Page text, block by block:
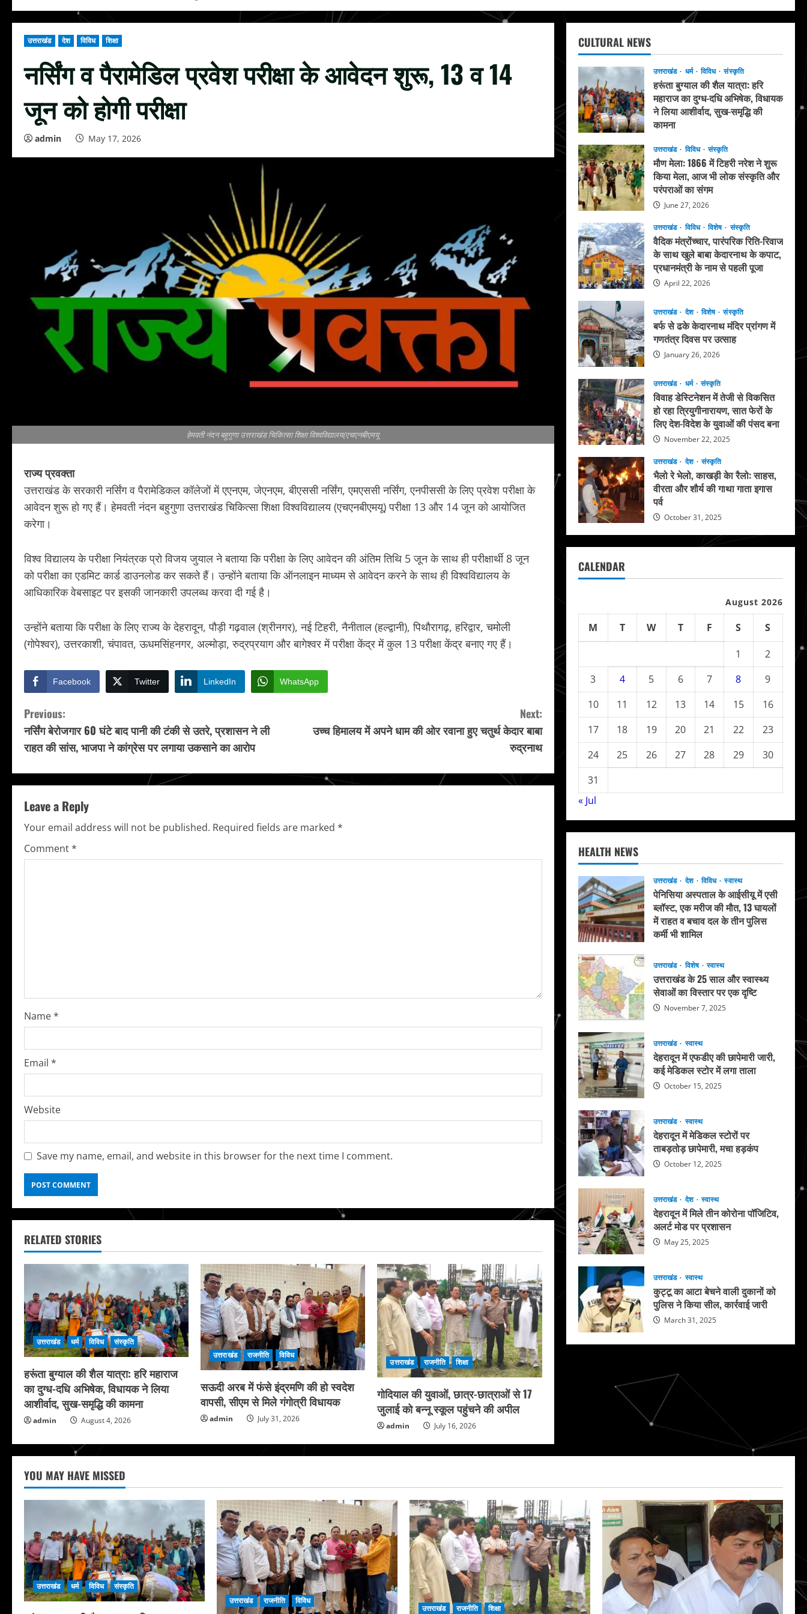
उत्तराखंड देश विविध शिक्षा
नर्सिंग व पैरामेडिल प्रवेश परीक्षा के आवेदन शुरू, 13 व 14
जून को होगी परीक्षा
admin May 17, 2026
हेमवती नंदन बहुगुणा उत्तराखंड चिकित्सा शिक्षा विश्वविद्यालय(एचएनबीएमयू
राज्य प्रवक्ता
उत्तराखंड के सरकारी नर्सिंग व पैरामेडिकल कॉलेजों में एएनएम, जेएनएम, बीएससी नर्सिंग, एमएससी नर्सिंग, एनपीससी के लिए प्रवेश परीक्षा के
आवेदन शुरू हो गए हैं। हेमवती नंदन बहुगुणा उत्तराखंड चिकित्सा शिक्षा विश्वविद्यालय (एचएनबीएमयू) परीक्षा 13 और 14 जून को आयोजित
करेगा।
विश्व विद्यालय के परीक्षा नियंत्रक प्रो विजय जुयाल ने बताया कि परीक्षा के लिए आवेदन की अंतिम तिथि 5 जून के साथ ही परीक्षार्थी 8 जून
को परीक्षा का एडमिट कार्ड डाउनलोड कर सकते हैं। उन्होंने बताया कि ऑनलाइन माध्यम से आवेदन करने के साथ ही विश्वविद्यालय के
आधिकारिक वेबसाइट पर इसकी जानकारी उपलब्ध करवा दी गई है।
उन्होंने बताया कि परीक्षा के लिए राज्य के देहरादून, पौड़ी गढ़वाल (श्रीनगर), नई टिहरी, नैनीताल (हल्द्वानी), पिथौरागढ़, हरिद्वार, चमोली
(गोपेश्वर), उत्तरकाशी, चंपावत, ऊधमसिंहनगर, अल्मोड़ा, रुद्रप्रयाग और बागेश्वर में परीक्षा केंद्र में कुल 13 परीक्षा केंद्र बनाए गए हैं।
Facebook Twitter LinkedIn WhatsApp
C
o
n
t
i
n
u
d
i
n
g
Previous:
नर्सिंग बेरोजगार 60 घंटे बाद पानी की टंकी से उतरे, प्रशासन ने ली
राहत की सांस, भाजपा ने कांग्रेस पर लगाया उकसाने का आरोप
Next:
उच्च हिमालय में अपने धाम की ओर रवाना हुए चतुर्थ केदार बाबा
रुद्रनाथ
Leave a Reply
Your email address will not be published. Required fields are marked *
Comment*
Name*
Email *
Website
Save my name, email, and website in this browser for the next time I comment.
RELATED STORIES
उत्तराखंड धर्म विविध संस्कृति
हरूंता बुग्याल की शैल यात्रा: हरि महाराज
का दुग्ध-दधि अभिषेक, विधायक ने लिया
आशीर्वाद, सुख-समृद्धि की कामना
admin August 4, 2026
उत्तराखंड राजनीति विविध
सऊदी अरब में फंसे इंद्रमणि की हो स्वदेश
वापसी, सीएम से मिले गंगोत्री विधायक
admin July 31, 2026
उत्तराखंड राजनीति शिक्षा
गोदियाल की युवाओं, छात्र-छात्राओं से 17
जुलाई को बन्नू स्कूल पहुंचने की अपील
admin July 16, 2026
CULTURAL NEWS
उत्तराखंड धर्म विविध संस्कृति
हरूंता बुग्याल की शैल यात्रा: हरि
महाराज का दुग्ध-दधि अभिषेक, विधायक
ने लिया आशीर्वाद, सुख-समृद्धि की
कामना
उत्तराखंड
विविध संस्कृति
मौण मेला: 1866 में टिहरी नरेश ने शुरू
किया मेला, आज भी लोक संस्कृति और
परंपराओं का संगम
June 27, 2026
उत्तराखंड विविध विशेष संस्कृति
वैदिक मंत्रोंच्चार, पारंपरिक रिति-रिवाज
के साथ खुले बाबा केदारनाथ के कपाट,
प्रधानमंत्री के नाम से पहली पूजा
April 22, 2026
उत्तराखंड देश विशेष संस्कृति
बर्फ से ढके केदारनाथ मंदिर प्रांगण में
गणतंत्र दिवस पर उत्साह
January 26, 2026
उत्तराखंड धर्म संस्कृति
विवाह डेस्टिनेशन में तेजी से विकसित
हो रहा त्रियुगीनारायण, सात फेरों के
लिए देश-विदेश के युवाओं की पंसद बना
November 22, 2025
उत्तराखंड देश संस्कृति
भैलो रे भेलो, काखड़ी केा रैलो: साहस,
वीरता और शौर्य की गाथा गाता इगास
पर्व
October 31, 2025
CALENDAR
August 2026
M T W T F S
S
1
2
3
4 5 6 7 8
9
10
11 12 13 14 15
16
17
18 19 20 21 22
23
24
25 26 27 28 29
30
31
« Jul
HEALTH NEWS
उत्तराखंड देश विविध स्वास्थ
पेनिसिया अस्पताल के आईसीयू में एसी
ब्लॉस्ट, एक मरीज की मौत, 13 घायलों
में राहत व बचाव दल के तीन पुलिस
कर्मी भी शामिल
उत्तराखंड
विशेष स्वास्थ
उत्तराखंड के 25 साल और स्वास्थ्य
सेवाओं का विस्तार पर एक दृष्टि
November 7, 2025
उत्तराखंड स्वास्थ
देहरादून में एफडीए की छापेमारी जारी,
कई मेडिकल स्टोर में लगा ताला
October 15, 2025
उत्तराखंड स्वास्थ
देहरादून में मेडिकल स्टोरों पर
ताबड़तोड़ छापेमारी, मचा हड़कंप
October 12, 2025
उत्तराखंड देश स्वास्थ
देहरादून में मिले तीन कोरोना पॉजिटिव,
अलर्ट मोड पर प्रशासन
May 25, 2025
उत्तराखंड स्वास्थ
कुट्टू का आटा बेचने वाली दुकानों को
पुलिस ने किया सील, कार्रवाई जारी
March 31, 2025
YOU MAY HAVE MISSED
उत्तराखंड धर्म विविध संस्कृति
उत्तराखंड राजनीति विविध
उत्तराखंड राजनीति शिक्षा